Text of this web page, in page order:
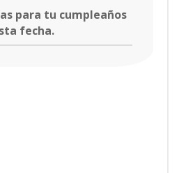
para tu cumpleaños
fecha.